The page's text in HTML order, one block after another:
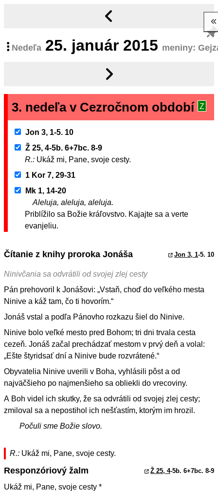
Nedeľa 25. január 2015 meniny:
3. nedeľa v Cezročnom období Z
Jon 3, 1-5. 10
Ž 25, 4-5b. 6+7bc. 8-9
R.: Ukáž mi, Pane, svoje cesty.
1 Kor 7, 29-31
Mk 1, 14-20
Aleluja, aleluja, aleluja.
Priblížilo sa Božie kráľovstvo. Kajajte sa a verte
evanjeliu.
Čítanie z knihy proroka Jonáša Jon 3, 1-5. 10
Ninivčania sa odvrátili od svojej zlej cesty
Pán prehovoril k Jonášovi: „Vstaň, choď do veľkého mesta
Ninive a káž tam, čo ti hovorím.“
Jonáš vstal a podľa Pánovho rozkazu šiel do Ninive.
Ninive bolo veľké mesto pred Bohom; tri dni trvala cesta
cezeň. Jonáš začal prechádzať mestom v prvý deň a volal:
„Ešte štyridsať dní a Ninive bude rozvrátené.“
Obyvatelia Ninive uverili v Boha, vyhlásili pôst a od
najväčšieho po najmenšieho sa obliekli do vrecoviny.
A Boh videl ich skutky, že sa odvrátili od svojej zlej cesty;
zmiloval sa a nepostihol ich nešťastím, ktorým im hrozil.
Počuli sme Božie slovo.
R.: Ukáž mi, Pane, svoje cesty.
Responzóriový žalm Ž 25, 4-5b. 6+7bc. 8-9
Ukáž mi, Pane, svoje cesty *